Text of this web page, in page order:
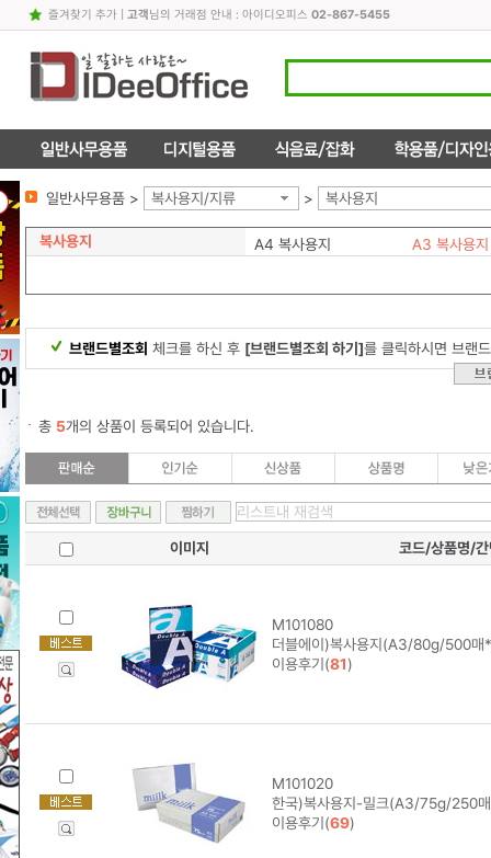
즐겨찾기 추가| 고객님의 거래점 안내 : 아이디오피스 02-867-5455
일반사무용품 > 복사용지/지류 > 복사용지
복사용지 A4 복사용지 A3 복사용지
브랜드별조회 체크를 하신 후 [브랜드별조회 하기]를 클릭하시면 브랜
총 5개의 상품이 등록되어 있습니다.
이미지 코드/상품명/간
M101080
더블에이)복사용지(A3/80g/500
이용후기(81)
M101020
한국)복사용지-밀크(A3/75g/250
이용후기(69)